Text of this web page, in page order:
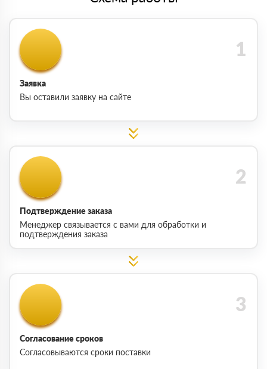
Заявка
Вы оставили заявку на сайте
Подтверждение заказа
Менеджер связывается с вами для обработки и
подтверждения заказа
Согласование сроков
Согласовываются сроки поставки